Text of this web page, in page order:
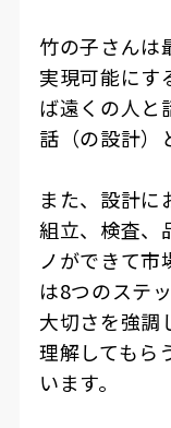
竹の子さんは
実現可能にす
ば遠くの人と
話（の設計）
また、設計に
組立、検査、
ノができて市
は8つのステ
大切さを強調
理解してもら
います。